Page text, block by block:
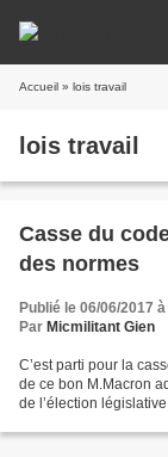
Accueil » lois travail
lois travail
Casse du
des normes
Publié le 06/06/2017
Par Micmilitant Gien
C’est parti pour la
de ce bon M.Macron
de l’élection